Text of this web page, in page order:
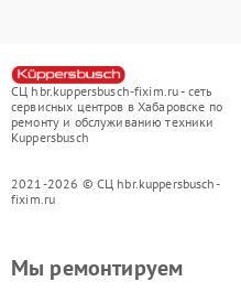
СЦ hbr.kuppersbusch-fixim.ru - сеть
сервисных центров в Хабаровске по
ремонту и обслуживанию техники
Kuppersbusch
2021-2026 © СЦ hbr.kuppersbusch-
fixim.ru
Мы ремонтируем